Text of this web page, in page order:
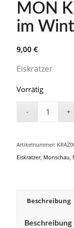
MON
im
9,00 €
Eiskratzer
Vorrätig
Artikelnummer:
Eiskratzer, Monschau,
Beschreibung
Beschreibung